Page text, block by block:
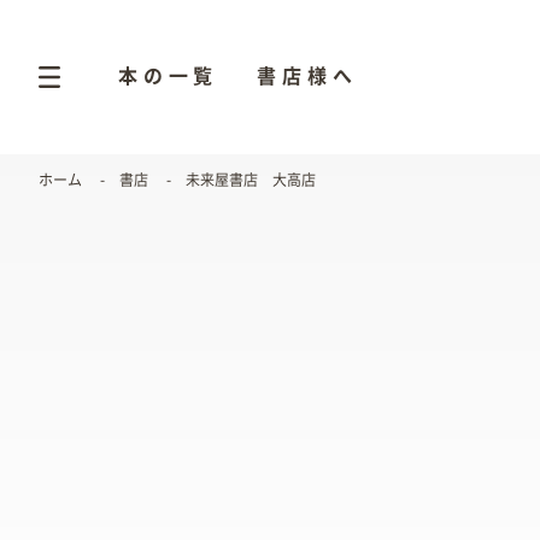
本の一覧 書店様へ
ホーム 書店 未来屋書店 大高店